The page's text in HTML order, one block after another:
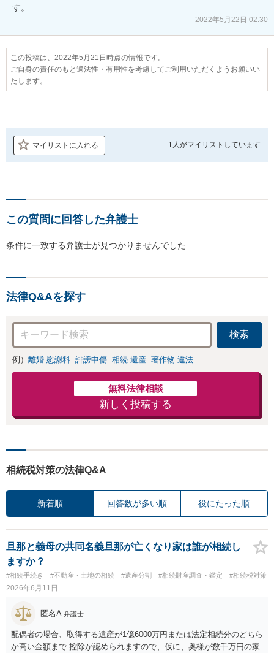
す。
2022年5月22日 02:30
この投稿は、2022年5月21日時点の情報です。
ご自身の責任のもと適法性・有用性を考慮してご利用いただくようお願いい
たします。
マイリストに入れる 1人がマイリストしています
この質問に回答した弁護士
条件に一致する弁護士が見つかりませんでした
法律Q&Aを探す
検索
例） 離婚 慰謝料 誹謗中傷 相続 遺産 著作物 違法
無料法律相談
新しく投稿する
相続税対策の法律Q&A
新着順 回答数が多い順 役にたった順
旦那と義母の共同名義旦那が亡くなり家は誰が相続し
ますか？
#相続手続き #不動産・土地の相続 #遺産分割 #相続財産調査・鑑定 #相続税対策
2026年6月11日
匿名A 弁護士
配偶者の場合、取得する遺産が1億6000万円または法定相続分のどちら
か高い金額まで 控除が認められますので、仮に、奥様が数千万円の家